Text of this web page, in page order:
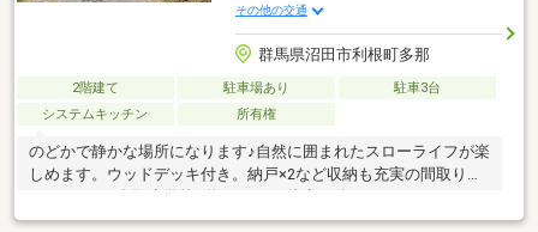
その他の交通
群馬県沼田市利根町多那
2階建て 駐車場あり
駐車3台
システムキッチン
所有権
のどかで静かな場所になります♪自然に囲まれたスローライフが楽
しめます。ウッドデッキ付き。納戸×2など収納も充実の間取りに
━━━━━━━━━━━━━━━━━━━━ 伊勢崎発、群馬県